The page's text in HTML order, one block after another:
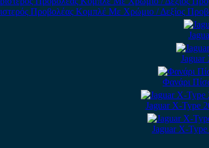
Προβολέας Κομπλέ Με Χρώμιο / Δεξίος
Jaguar
Φανάρι
Jaguar X-Type
Jaguar X-Type